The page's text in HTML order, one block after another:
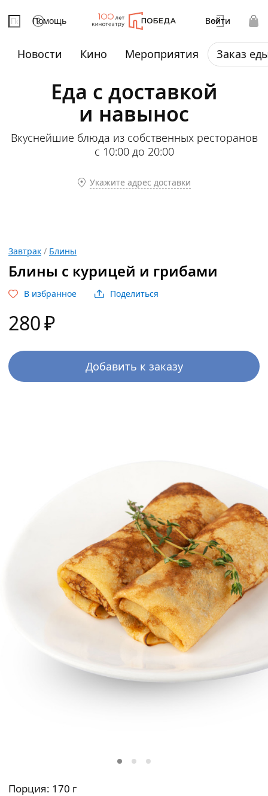
Помощь Войти
Новости Кино Мероприятия Заказ
Еда с доставкой
и навынос
Вкуснейшие блюда из собственных ресторанов
с 10:00 до 20:00
Укажите адрес доставки
Порция: 170 г
Завтрак / Блины
Блины с курицей и грибами
В избранное Поделиться
280₽
Добавить к заказу